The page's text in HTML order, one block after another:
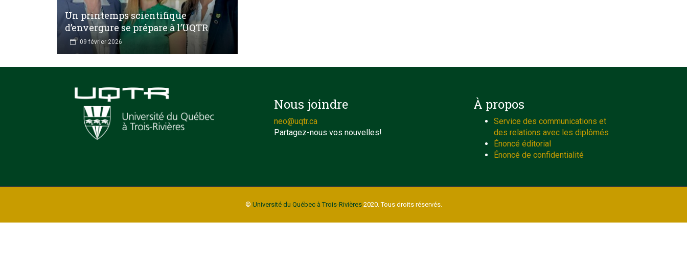
Un printemps scientifique
d’envergure se prépare à l’UQTR
09 février 2026
Nous joindre
neo@uqtr.ca
Partagez-nous vos nouvelles!
À propos
Service des communications et
des relations avec les diplômés
Énoncé éditorial
Énoncé de confidentialité
© Université du Québec à Trois-Rivières2020. Tous droits réservés.